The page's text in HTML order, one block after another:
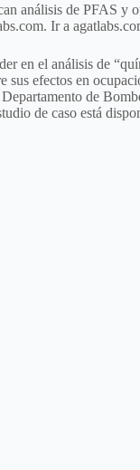
análisis de PFAS y
. Ir a
en el análisis de
sus efectos en
de
de caso está